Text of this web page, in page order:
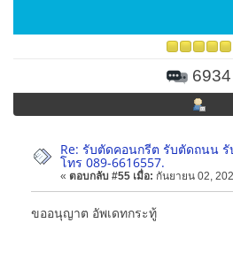
6934
Re: รับตัดคอนกรีต รับตัดถนน
โทร 089-6616557.
« ตอบกลับ #55 เมื่อ: กันยายน 02,
ขออนุญาต อัพเดทกระทู้